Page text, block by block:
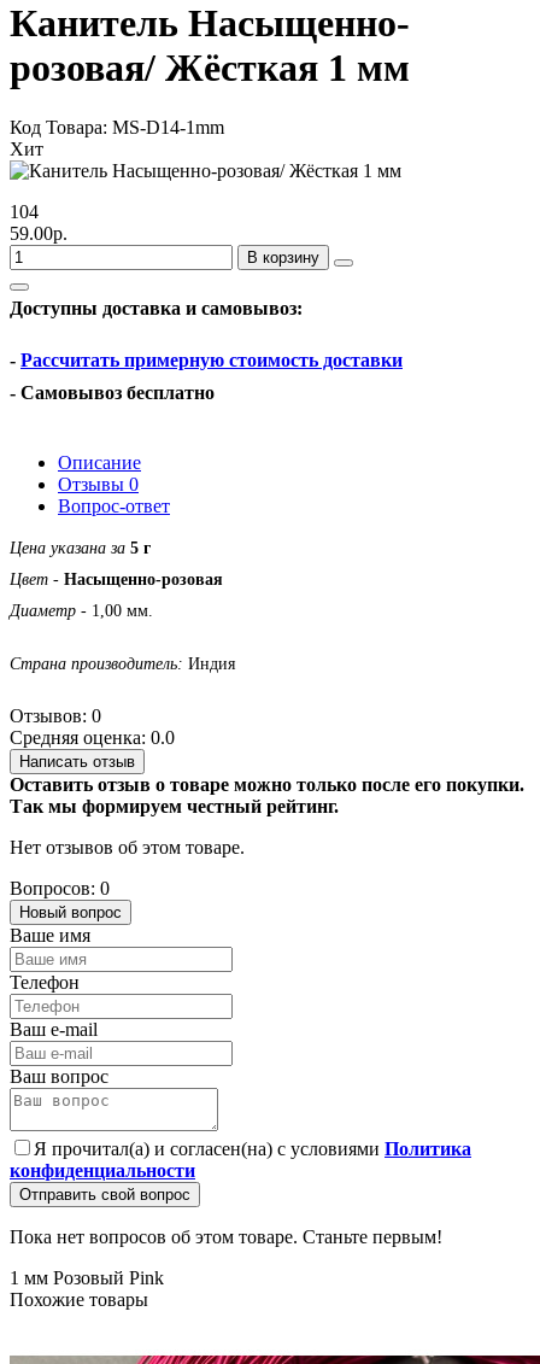
Канитель Насыщенно-
розовая/ Жёсткая 1 мм
Код Товара: MS-D14-1mm
Хит
104
59.00р.
В корзину
Доступны доставка и самовывоз:
- Рассчитать примерную стоимость доставки
- Самовывоз бесплатно
Описание
Отзывы 0
Вопрос-ответ
Цена указана за 5 г
Цвет - Насыщенно-розовая
Диаметр - 1,00 мм.
Страна производитель: Индия
Отзывов: 0
Средняя оценка: 0.0
Написать отзыв
Оставить отзыв о товаре можно только после его покупки.
Так мы формируем честный рейтинг.
Нет отзывов об этом товаре.
Вопросов: 0
Новый вопрос
Ваше имя
Телефон
Ваш e-mail
Ваш вопрос
Я прочитал(а) и согласен(на) с условиями Политика
конфиденциальности
Отправить свой вопрос
Пока нет вопросов об этом товаре. Станьте первым!
1 мм Розовый Pink
Похожие товары